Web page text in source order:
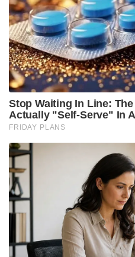
1960-കളിൽ മൊറാർജി
നിയന്ത്രിക്കാൻ
ലെ ആ കപ്പൽയാത്ര വരെ
സുരക്ഷ സ്വർണവുമായി
26 കാലയളവിൽ മാത്രം
സ്വർണമാണ് ഇന്ത്യ
1991-ൽ നമ്മൾ
നൂറിലധികം മടങ്ങ്! പഴയ
ഉൾക്കൊണ്ട്, ലോകത്തിലെ
ശക്തിയായി മാറാനുള്ള
ഓരോ പൗരനും
സന്ദേശമാണ് ഈ
നൽകുന്നത്.
ആഗോള സാമ്പത്തിക
ഭാരതത്തിന്റെ
തകരാതിരിക്കാൻ മോദി